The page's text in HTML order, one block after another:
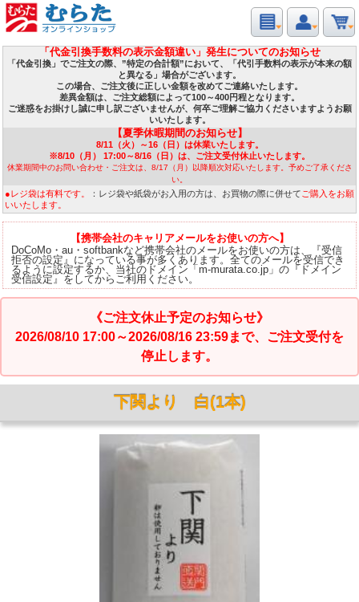
「代金引換手数料の表示金額違い」発生についてのお知らせ
「代金引換」でご注文の際、”特定の合計額”において、「代引手数料の表示が本来の額
と異なる」場合がございます。
この場合、ご注文後に正しい金額を改めてご連絡いたします。
差異金額は、ご注文総額によって100～400円程となります。
ご迷惑をお掛けし誠に申し訳ございませんが、何卒ご理解ご協力くださいますようお願
いいたします。
【夏季休暇期間のお知らせ】
8/11（火）～16（日）は休業いたします。
※8/10（月） 17:00～8/16（日）は、ご注文受付休止いたします。
休業期間中のお問い合わせ・ご注文は、8/17（月）以降順次対応いたします。予めご了承くださ
い。
●レジ袋は有料です。 ：レジ袋や紙袋がお入用の方は、お買物の際に併せて ご購入をお願
いいたします。
【携帯会社のキャリアメールをお使いの方へ】
DoCoMo・au・softbankなど携帯会社のメールをお使いの方は、『受信
拒否の設定』になっている事が多くあります。全てのメールを受信でき
るように設定するか、当社のドメイン「m-murata.co.jp」の『ドメイン
受信設定』をしてからご利用ください。
《ご注文休止予定のお知らせ》
2026/08/10 17:00～2026/08/16 23:59まで、ご注文受付を
停止します。
下関より 白(1本)